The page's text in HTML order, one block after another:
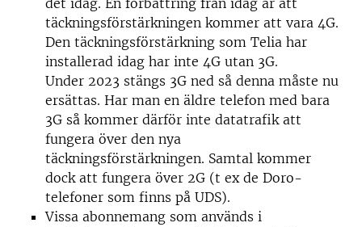
det idag. En förbättring från idag är att
täckningsförstärkningen kommer att vara 4G.
Den täckningsförstärkning som Telia har
installerad idag har inte 4G utan 3G.
Under 2023 stängs 3G ned så denna måste nu
ersättas. Har man en äldre telefon med bara
3G så kommer därför inte datatrafik att
fungera över den nya
täckningsförstärkningen. Samtal kommer
dock att fungera över 2G (t ex de Doro-
telefoner som finns på UDS).
Vissa abonnemang som används i